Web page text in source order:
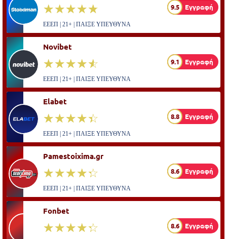
☆☆☆☆☆
★★★★★ 9.5 Εγγραφή
ΕΕΕΠ | 21+ | ΠΑΙΞΕ ΥΠΕΥΘΥΝΑ
Novibet
☆☆☆☆☆
★★★★★ 9.1 Εγγραφή
ΕΕΕΠ | 21+ | ΠΑΙΞΕ ΥΠΕΥΘΥΝΑ
Elabet
☆☆☆☆☆
★★★★★ 8.8 Εγγραφή
ΕΕΕΠ | 21+ | ΠΑΙΞΕ ΥΠΕΥΘΥΝΑ
Pamestoixima.gr
☆☆☆☆☆
★★★★★ 8.6 Εγγραφή
ΕΕΕΠ | 21+ | ΠΑΙΞΕ ΥΠΕΥΘΥΝΑ
Fonbet
☆☆☆☆☆
★★★★★ 8.6 Εγγραφή